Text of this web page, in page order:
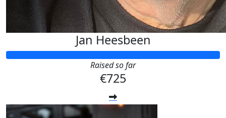
Jan Heesbeen
Raised so far
€725